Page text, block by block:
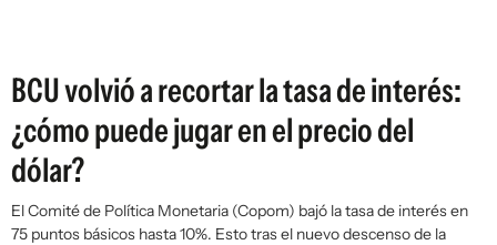
BCU volvió a recortar la tasa de interés:
¿cómo puede jugar en el precio del
dólar?
El Comité de Política Monetaria (Copom) bajó la tasa de interés en
75 puntos básicos hasta 10%. Esto tras el nuevo descenso de la